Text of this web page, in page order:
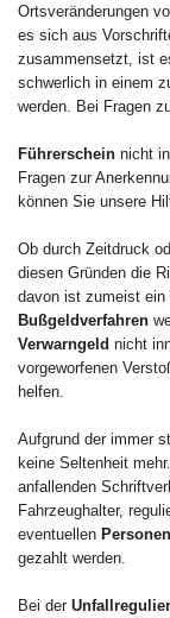
Ortsveränderungen
es sich aus
zusammensetzt, ist
schwerlich in einem
werden. Bei Fragen
Führerschein nicht
Fragen zur
können Sie unsere
Ob durch Zeitdruck
diesen Gründen die
davon ist zumeist ein
Bußgeldverfahren
Verwarngeld nicht
vorgeworfenen
helfen.
Aufgrund der immer
keine Seltenheit
anfallenden
Fahrzeughalter,
eventuellen
gezahlt werden.
Bei der